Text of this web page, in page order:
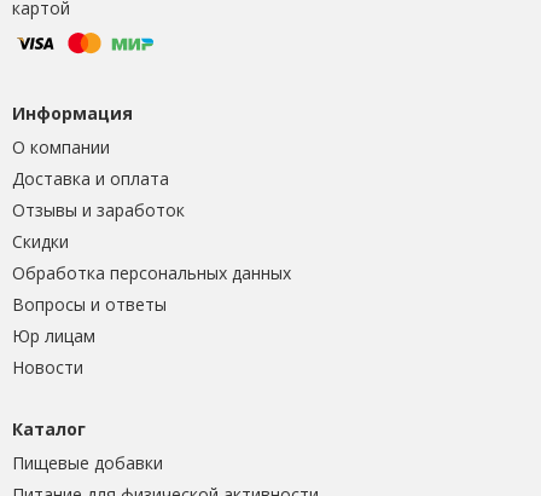
картой
Информация
О компании
Доставка и оплата
Отзывы и заработок
Скидки
Обработка персональных данных
Вопросы и ответы
Юр лицам
Новости
Каталог
Пищевые добавки